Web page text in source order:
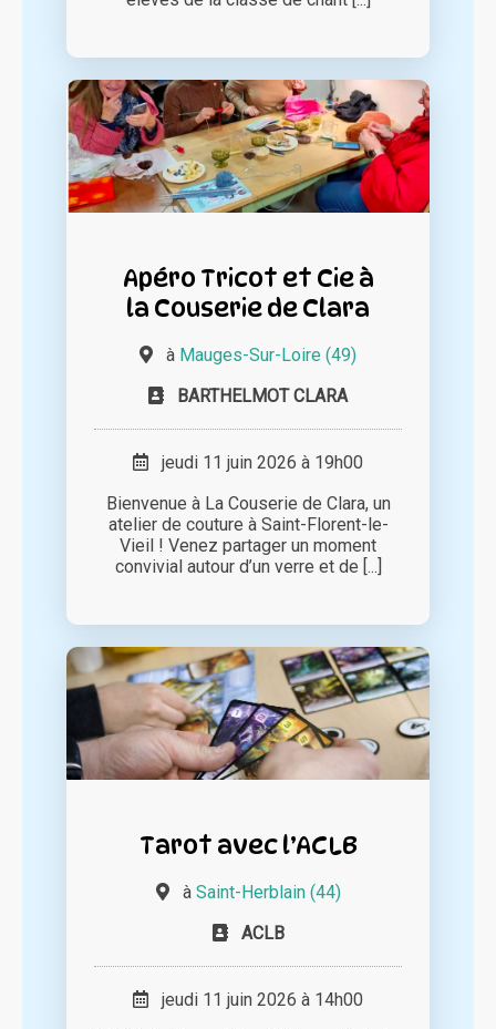
Apéro Tricot et Cie à
la Couserie de Clara
à Mauges-Sur-Loire (49)
BARTHELMOT CLARA
jeudi 11 juin 2026 à 19h00
Bienvenue à La Couserie de Clara, un
atelier de couture à Saint-Florent-le-
Vieil ! Venez partager un moment
convivial autour d’un verre et de [...]
Tarot avec l’ACLB
à Saint-Herblain (44)
ACLB
jeudi 11 juin 2026 à 14h00